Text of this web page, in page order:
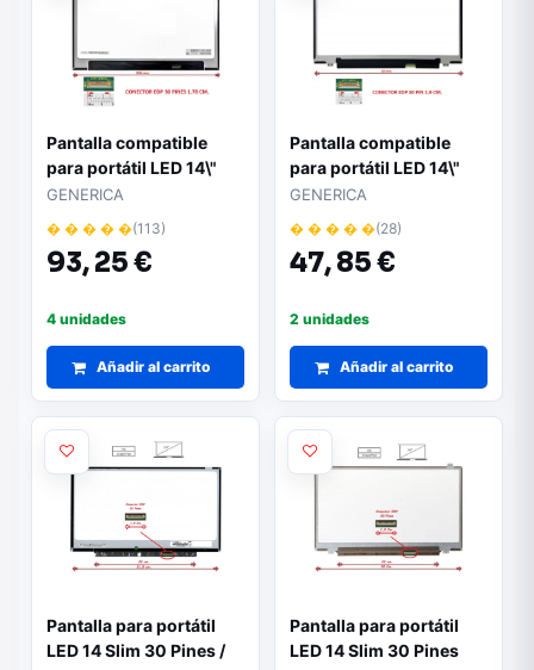
Pantalla compatible
para portátil LED 14\"
Slim 30 Pines FHD+
Brackets Superiores Sin
reborde
GENERICA
� � � � �(113)
93,25 €
4 unidades
Añadir al carrito
Pantalla compatible
para portátil LED 14\"
Slim 30 Pines Full HD
GENERICA
� � � � �(28)
47,85 €
2 unidades
Añadir al carrito
Pantalla para portátil
LED 14 Slim 30 Pines /
Pantalla para portátil
LED 14 Slim 30 Pines